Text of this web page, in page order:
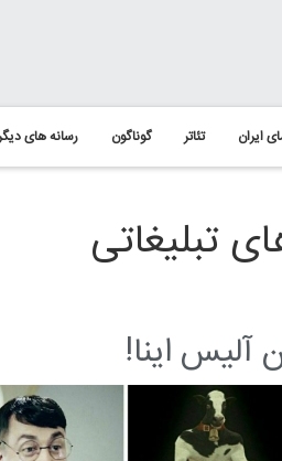
ایران تئاتر گوناگون رسانه های
تبلیغاتی
آلیس اینا!